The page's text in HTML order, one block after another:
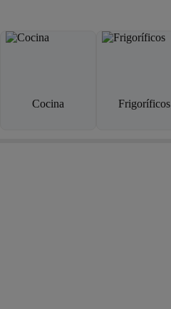
Cocina Frigoríficos